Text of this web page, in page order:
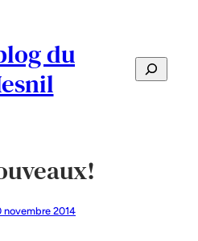
du
novembre 2014